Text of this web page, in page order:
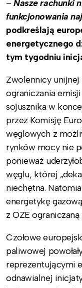
–Nasze rachunki
funkcjonowania
podkreślają
energetycznego
tym tygodniu
Zwolennicy
ograniczania
sojusznika w
przez Komisję
węglowych z
rynków mocy nie
ponieważ
węglu, której
niechętna.
energetykę
z OZE
Czołowe
paliwowej
reprezentującymi
odnawialnej